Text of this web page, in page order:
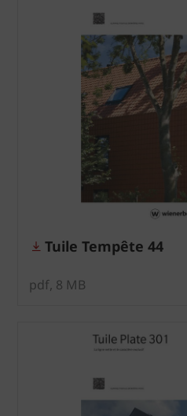
Tuile Tempête 44
pdf, 8 MB